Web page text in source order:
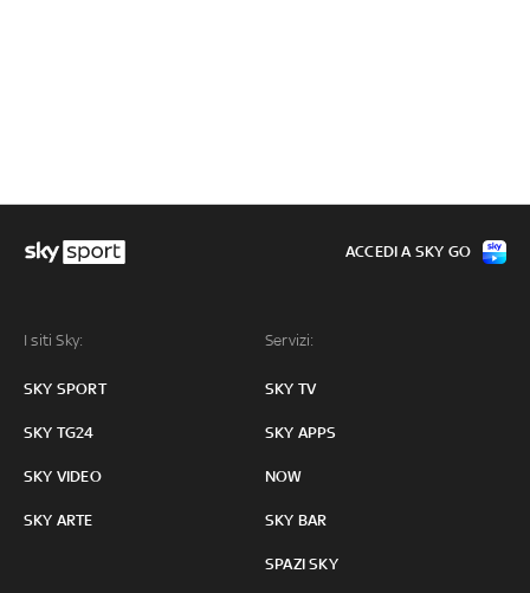
I siti Sky:
SKY SPORT
SKY TG24
SKY VIDEO
SKY ARTE
Servizi:
SKY TV
SKY APPS
NOW
SKY BAR
SPAZI SKY
ACCEDI A SKY GO